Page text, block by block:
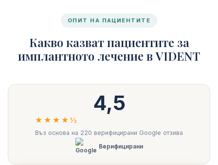
ОПИТ НА ПАЦИЕНТИТЕ
Какво казват пациентите за
имплантното лечение в VIDENT
4,5
★★★★½
Въз основа на 220 верифицирани Google отзива
Верифицирани